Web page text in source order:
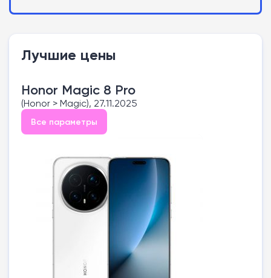
Лучшие цены
Honor Magic 8 Pro
(Honor > Magic), 27.11.2025
Все параметры